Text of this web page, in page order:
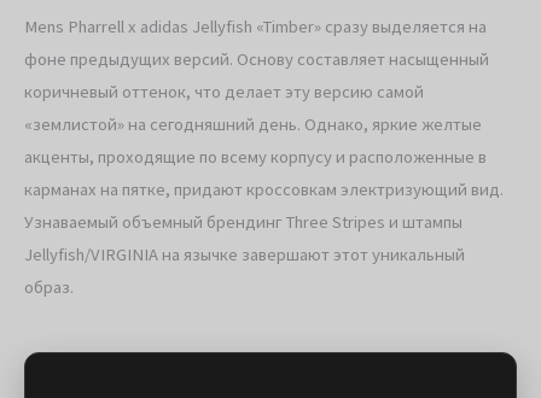
Mens Pharrell x adidas Jellyfish «Timber» сразу выделяется на
фоне предыдущих версий. Основу составляет насыщенный
коричневый оттенок, что делает эту версию самой
«землистой» на сегодняшний день. Однако, яркие желтые
акценты, проходящие по всему корпусу и расположенные в
карманах на пятке, придают кроссовкам электризующий вид.
Узнаваемый объемный брендинг Three Stripes и штампы
Jellyfish/VIRGINIA на язычке завершают этот уникальный
образ.